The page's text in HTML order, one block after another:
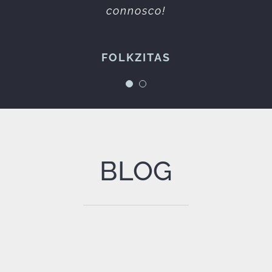
connosco!
FOLKZITAS
prestados sempre da melhor
Espetáculos à Maneira
BLOG